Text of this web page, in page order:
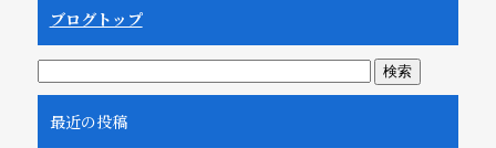
ブログトップ
最近の投稿